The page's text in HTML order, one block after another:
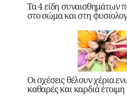
Τα 4 είδη συναισθημάτων
στο σώμα και στη
Οι σχέσεις θέλουν χέρια
καθαρές και καρδιά έτοιμη